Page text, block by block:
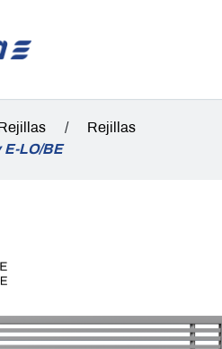
/
Rejillas
E-LO/BE